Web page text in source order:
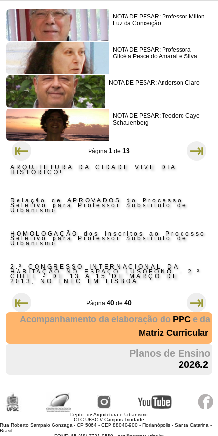
NOTA DE PESAR: Professor Milton
Luz da Conceição
NOTA DE PESAR: Professora
Gilcéia Pesce do Amaral e Silva
NOTA DE PESAR: Anderson Claro
NOTA DE PESAR: Teodoro Caye
Schauenberg
⇤ Página 1 de 13 ⇥
ARQUITETURA DA CIDADE VIVE DIA
HISTÓRICO!
Relação de APROVADOS do Processo
Seletivo para Professor Substituto de
Urbanismo
HOMOLOGAÇÃO dos Inscritos ao Processo
Seletivo para Professor Substituto de
Urbanismo
2.º CONGRESSO INTERNACIONAL DA
HABITAÇÃO NO ESPAÇO LUSÓFONO - 2.º
CIHEL - DE 13 A 15 DE MARÇO DE
2013, NO LNEC EM LISBOA
⇤ Página 40 de 40 ⇥
Acompanhamento da elaboração do PPC e da
Matriz Curricular
Planos de Ensino
2026.2
Depto. de Arquitetura e Urbanismo
CTC-UFSC // Campus Trindade
Rua Roberto Sampaio Gonzaga - CP 5064 - CEP 88040-900 - Florianópolis - Santa Catarina -
Brasil